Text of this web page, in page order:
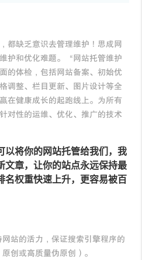
缺乏意识去管理维护！思成网
护和优化难题。“网站托管维护
的体检，包括网站备案、初始优
调整、栏目更新、图片设计等全
在健康成长的起跑线上。为所有
对性的运维、优化、推广的技术
以将你的网站托管给我们，我
文章，让你的站点永远保持最
名权重快速上升，更容易被百
站的活力，保证搜索引擎程序的
创或高质量伪原创）。